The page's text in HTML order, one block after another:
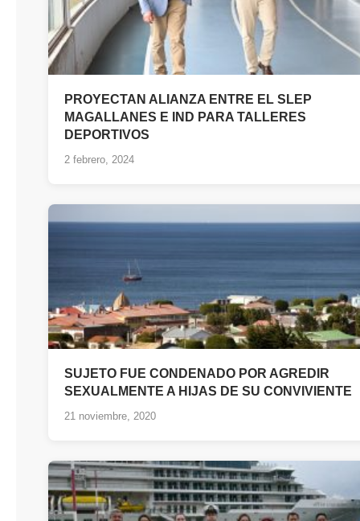
PROYECTAN ALIANZA ENTRE EL SLEP
MAGALLANES E IND PARA TALLERES
DEPORTIVOS
2 febrero, 2024
SUJETO FUE CONDENADO POR AGREDIR
SEXUALMENTE A HIJAS DE SU CONVIVIENTE
21 noviembre, 2020